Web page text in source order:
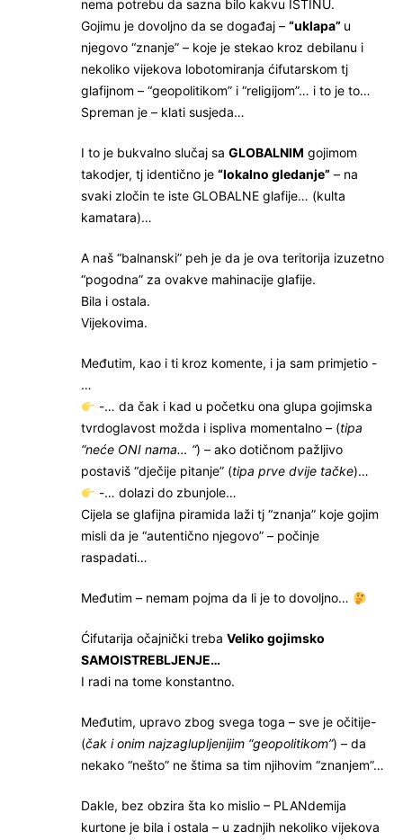
nema potrebu da sazna bilo kakvu ISTINU.
Gojimu je dovoljno da se događaj – “uklapa” u
njegovo “znanje” – koje je stekao kroz debilanu i
nekoliko vijekova lobotomiranja ćifutarskom tj
glafijnom – “geopolitikom” i “religijom”… i to je to…
Spreman je – klati susjeda…
I to je bukvalno slučaj sa GLOBALNIM gojimom
takodjer, tj identično je “lokalno gledanje” – na
svaki zločin te iste GLOBALNE glafije… (kulta
kamatara)…
A naš “balnanski” peh je da je ova teritorija izuzetno
“pogodna” za ovakve mahinacije glafije.
Bila i ostala.
Vijekovima.
Međutim, kao i ti kroz komente, i ja sam primjetio -
…
-… da čak i kad u početku ona glupa gojimska
tvrdoglavost možda i ispliva momentalno – (tipa
“neće ONI nama… “) – ako dotičnom pažljivo
postaviš “dječije pitanje” (tipa prve dvije tačke)…
-… dolazi do zbunjole…
Cijela se glafijna piramida laži tj “znanja” koje gojim
misli da je “autentično njegovo” – počinje
raspadati…
Međutim – nemam pojma da li je to dovoljno…
Ćifutarija očajnički treba Veliko gojimsko
SAMOISTREBLJENJE…
I radi na tome konstantno.
Međutim, upravo zbog svega toga – sve je očitije-
(čak i onim najzaglupljenijim “geopolitikom”) – da
nekako “nešto” ne štima sa tim njihovim “znanjem”…
Dakle, bez obzira šta ko mislio – PLANdemija
kurtone je bila i ostala – u zadnjih nekoliko vijekova